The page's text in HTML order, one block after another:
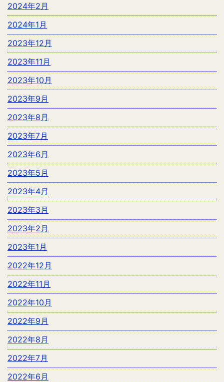
2024年2月
2024年1月
2023年12月
2023年11月
2023年10月
2023年9月
2023年8月
2023年7月
2023年6月
2023年5月
2023年4月
2023年3月
2023年2月
2023年1月
2022年12月
2022年11月
2022年10月
2022年9月
2022年8月
2022年7月
2022年6月